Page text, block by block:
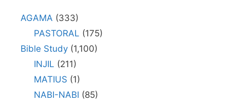
AGAMA (333)
PASTORAL (175)
Bible Study (1,100)
INJIL (211)
MATIUS (1)
NABI-NABI (85)